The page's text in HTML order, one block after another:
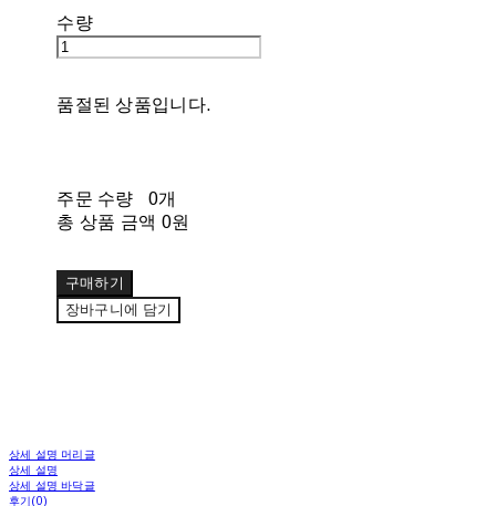
수량
품절된 상품입니다.
주문 수량
0개
총 상품 금액 0원
구매하기
장바구니에 담기
상세 설명 머리글
상세 설명
상세 설명 바닥글
후기(0)